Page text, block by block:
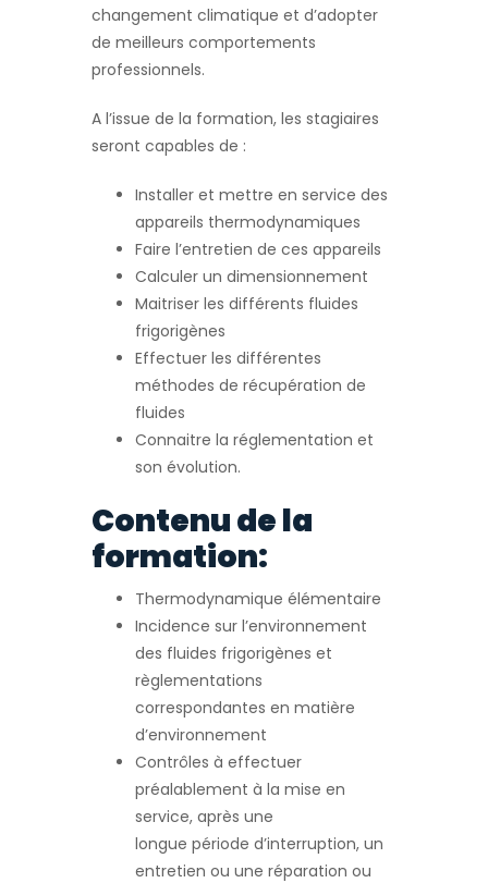
changement climatique et d’adopter
de meilleurs comportements
professionnels.
A l’issue de la formation, les stagiaires
seront capables de :
Installer et mettre en service des
appareils thermodynamiques
Faire l’entretien de ces appareils
Calculer un dimensionnement
Maitriser les différents fluides
frigorigènes
Effectuer les différentes
méthodes de récupération de
fluides
Connaitre la réglementation et
son évolution.
Contenu de la
formation:
Thermodynamique élémentaire
Incidence sur l’environnement
des fluides frigorigènes et
règlementations
correspondantes en matière
d’environnement
Contrôles à effectuer
préalablement à la mise en
service, après une
longue période d’interruption, un
entretien ou une réparation ou